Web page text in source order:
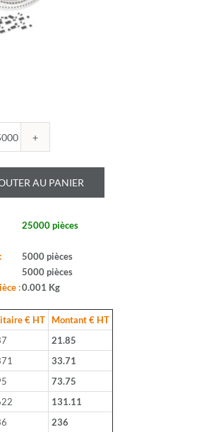
quantité
ROYALOHM
-
R1206B
Boitier:
1206
-
619ohm
-
Tol.:
1%
-
Puis.:
1/4W-
S
-
AU PANIER
25000 pièces
5000 pièces
5000 pièces
:0.001 Kg
€ HT
Montant € HT
21.85
33.71
73.75
131.11
236